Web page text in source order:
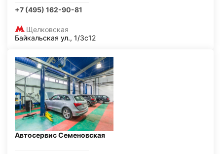
+7 (495) 162-90-81
Щелковская
Байкальская ул., 1/3с12
Автосервис Семеновская